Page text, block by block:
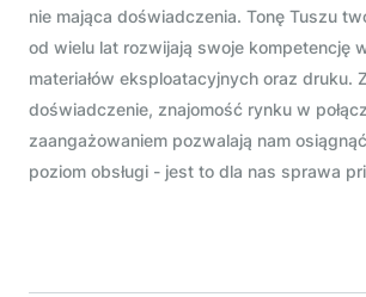
nie mająca doświadczenia. Tonę Tuszu
od wielu lat rozwijają swoje kompetencję
materiałów eksploatacyjnych oraz druku.
doświadczenie, znajomość rynku w
zaangażowaniem pozwalają nam
poziom obsługi - jest to dla nas sprawa